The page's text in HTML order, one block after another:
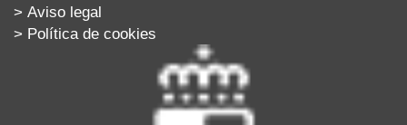
> Aviso legal
> Política de cookies